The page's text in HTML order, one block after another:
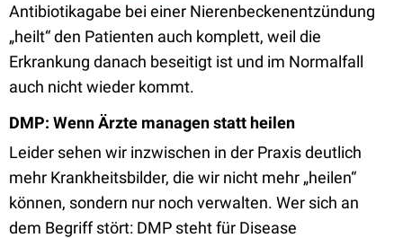
Antibiotikagabe bei einer Nierenbeckenentzündung
„heilt“ den Patienten auch komplett, weil die
Erkrankung danach beseitigt ist und im Normalfall
auch nicht wieder kommt.
DMP: Wenn Ärzte managen statt heilen
Leider sehen wir inzwischen in der Praxis deutlich
mehr Krankheitsbilder, die wir nicht mehr „heilen“
können, sondern nur noch verwalten. Wer sich an
dem Begriff stört: DMP steht für Disease